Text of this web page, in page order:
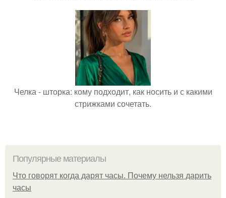
Челка - шторка: кому подходит, как носить и с какими
стрижками сочетать.
Популярные материалы
Что говорят когда дарят часы. Почему нельзя дарить
часы